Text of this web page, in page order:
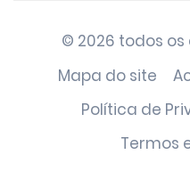
© 2026 todos
Mapa do site
Política de
Termos